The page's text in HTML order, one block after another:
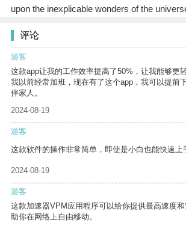
upon the inexplicable wonders of the
评论
游客
这款app让我的工作效率提高了50%，让我能够更
我以前经常加班，现在有了这个app，我可以提前
伴家人。
2024-08-19
游客
这款软件的操作非常简单，即使是小白也能快速上
2024-08-19
游客
这款加速器VPM应用程序可以给你提供最高速度
助你在网络上自由移动。